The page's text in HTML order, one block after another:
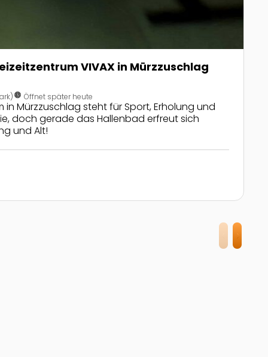
VIVAX in Mürzzuschlag
nest_clock_farsight_analog Öffnet später heute
in Mürzzuschlag steht für Sport, Erholung und
doch gerade das Hallenbad erfreut sich
und Alt!